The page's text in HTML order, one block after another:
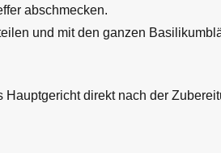
abschmecken.
und mit den ganzen
Hauptgericht direkt nach der